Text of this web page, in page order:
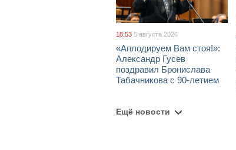
18:53 5 августа 2026
«Аплодируем Вам стоя!»:
Александр Гусев
поздравил Бронислава
Табачникова с 90-летием
Ещё новости